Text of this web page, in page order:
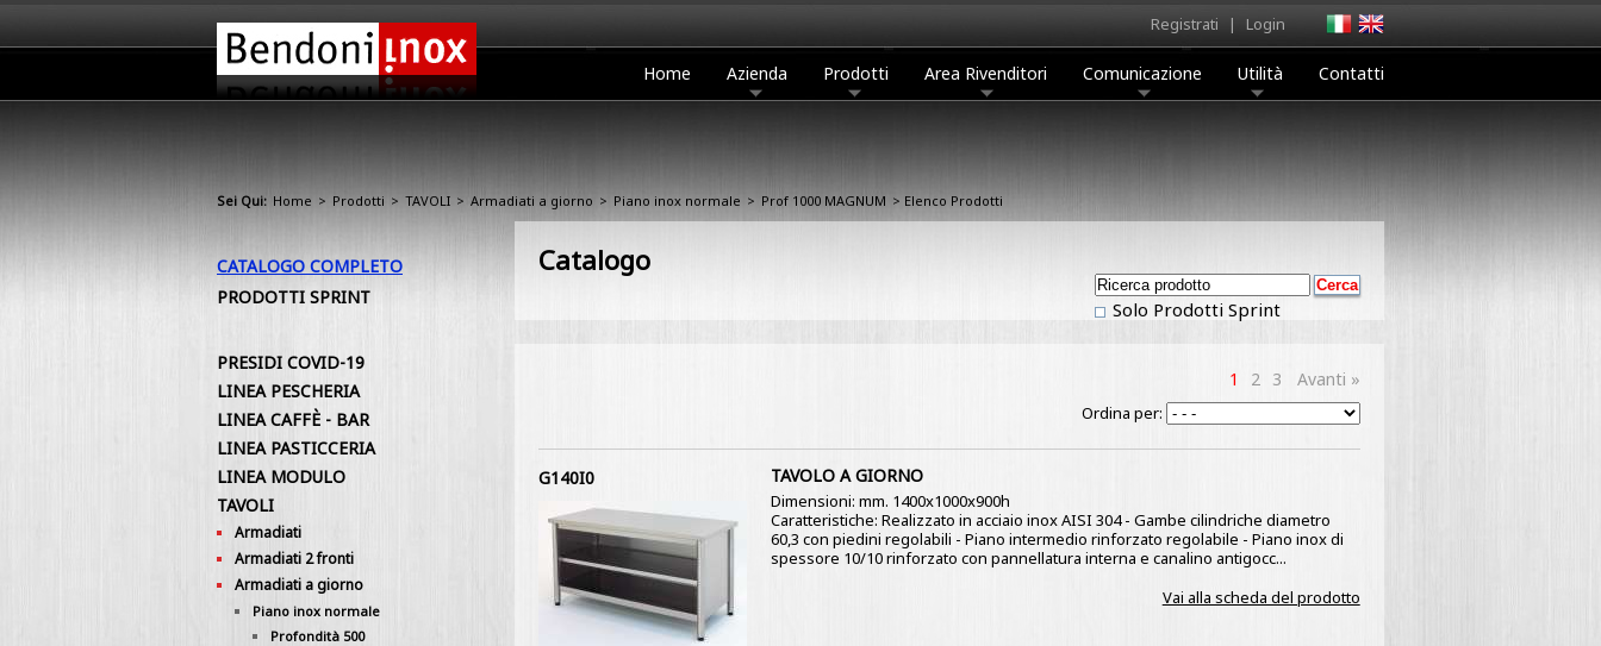
Registrati | Login
Home Azienda Prodotti Area Rivenditori Comunicazione Utilità Contatti
Sei Qui: Home > Prodotti > TAVOLI > Armadiati a giorno > Piano inox normale > Prof 1000 MAGNUM > Elenco Prodotti
Catalogo
Solo Prodotti Sprint
1 2 3 Avanti »
Ordina per:
G140I0 TAVOLO A GIORNO
Dimensioni: mm. 1400x1000x900h
Caratteristiche: Realizzato in acciaio inox AISI 304 - Gambe cilindriche diametro
60,3 con piedini regolabili - Piano intermedio rinforzato regolabile - Piano inox di
spessore 10/10 rinforzato con pannellatura interna e canalino antigocc...
Vai alla scheda del prodotto
CATALOGO COMPLETO
PRODOTTI SPRINT
PRESIDI COVID-19
LINEA PESCHERIA
LINEA CAFFÈ - BAR
LINEA PASTICCERIA
LINEA MODULO
TAVOLI
Armadiati
Armadiati 2 fronti
Armadiati a giorno
Piano inox normale
Profondità 500